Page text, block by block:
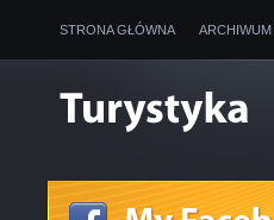
STRONA GŁÓWNA ARCHIWUM